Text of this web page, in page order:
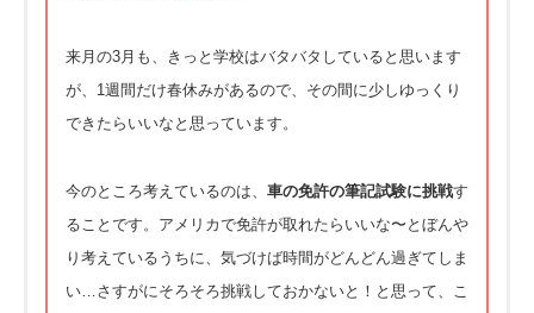
来月の3月も、きっと学校はバタバタしていると思います
が、1週間だけ春休みがあるので、その間に少しゆっくり
できたらいいなと思っています。
今のところ考えているのは、 車の免許の筆記試験に挑戦す
ることです。アメリカで免許が取れたらいいな〜とぼんや
り考えているうちに、気づけば時間がどんどん過ぎてしま
い…さすがにそろそろ挑戦しておかないと！と思って、こ